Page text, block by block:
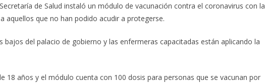
de Salud instaló un módulo de vacunación contra el coronavirus con la
aquellos que no han podido acudir a protegerse.
bajos del palacio de gobierno y las enfermeras capacitadas están aplicando la
18 años y el módulo cuenta con 100 dosis para personas que se vacunan por